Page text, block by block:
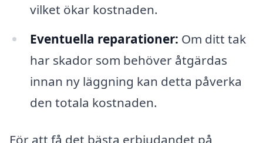
vilket ökar kostnaden.
Eventuella reparationer: Om ditt tak
har skador som behöver åtgärdas
innan ny läggning kan detta påverka
den totala kostnaden.
För att få det bästa erbjudandet på